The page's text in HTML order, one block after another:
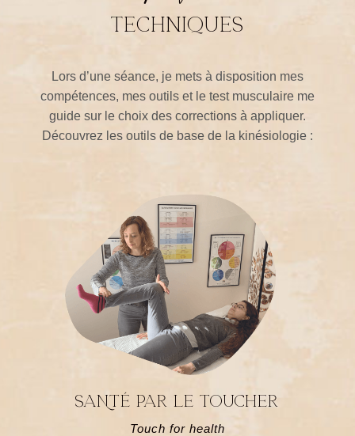
techniques
Lors d’une séance, je mets à disposition mes
compétences, mes outils et le test musculaire me
guide sur le choix des corrections à appliquer.
Découvrez les outils de base de la kinésiologie :
SaNté par le toucher
Touch for health